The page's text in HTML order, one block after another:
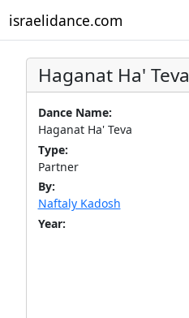
israelidance.com
Haganat Ha' Teva
Dance Name:
Haganat Ha' Teva
Type:
Partner
By:
Naftaly Kadosh
Year: